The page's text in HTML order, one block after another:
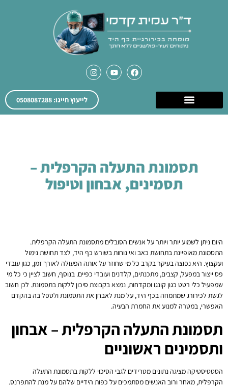
לייעוץ חייגו: 0508087288
תסמונת התעלה הקרפלית –
תסמינים, אבחון וטיפול
היום ניתן לשמוע יותר ויותר על אנשים הסובלים מתסמונת התעלה הקרפלית.
התסמונת מאופיינת בתחושת כאב ואי נוחות בשורש כף היד, לצד תחושת נימול
ועקצוץ. היא נפוצה בעיקר בקרב כל מי שחוזר על אותה הפעולה לאורך זמן, כגון עובדי
פס ייצור במפעל, קצבים, מתכנתים, קלדנים ועובדי כפיים. בנוסף, חשוב לציין כי כל מי
שמפעיל כלי רטט כגון קונגו ומקדחות, נמצא בקבוצת סיכון ללקות בתסמונת. לכן חשוב
לגשת לכירורג שמתמחה בכף היד, על מנת לאבחן את התסמונת ולטפל בה בהקדם
האפשרי, במטרה למנוע את החמרת הבעיה.
תסמונת התעלה הקרפלית – אבחון
ותסמינים ראשוניים
הסטטיסטיקה מציגה נתונים מטרידים לגבי הסיכוי ללקות בתסמונת התעלה
הקרפלית, מאחר ורוב האנשים מסתמכים על כפות הידיים שלהם על מנת להתפרנס.